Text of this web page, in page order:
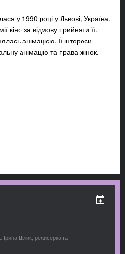
у 1990 році у Львові, Україна.
кіно за відмову прийняти її.
анімацією. Її інтереси
анімацію та права жінок.
Цілик, режисерка та